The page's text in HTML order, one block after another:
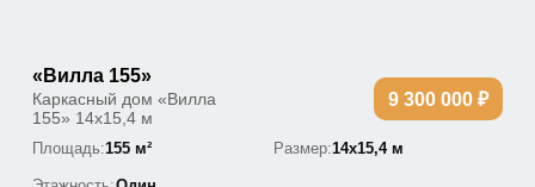
«Вилла 155»
Каркасный дом «Вилла
155» 14х15,4 м
9 300 000 ₽
Площадь:155 м² Размер:14х15,4 м